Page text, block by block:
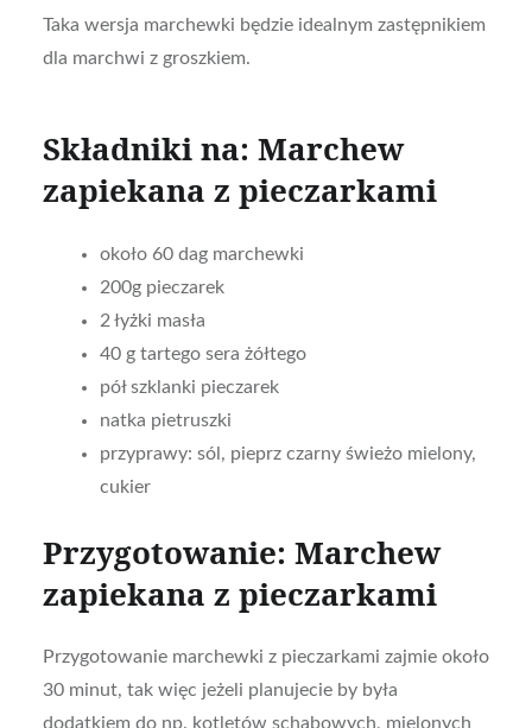
Taka wersja marchewki będzie idealnym zastępnikiem
dla marchwi z groszkiem.
Składniki na: Marchew
zapiekana z pieczarkami
około 60 dag marchewki
200g pieczarek
2 łyżki masła
40 g tartego sera żółtego
pół szklanki pieczarek
natka pietruszki
przyprawy: sól, pieprz czarny świeżo mielony,
cukier
Przygotowanie: Marchew
zapiekana z pieczarkami
Przygotowanie marchewki z pieczarkami zajmie około
30 minut, tak więc jeżeli planujecie by była
dodatkiem do np. kotletów schabowych, mielonych